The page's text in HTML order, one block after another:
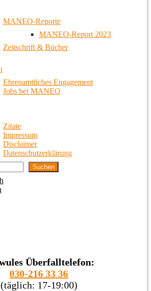
MANEO-Reporte
MANEO-Report 2023
Zeitschrift & Bücher
Ehrenamtliches Engagement
Jobs bei MANEO
Zitate
Impressum
Disclaimer
Datenschutzerklärung
Suchen
Überfalltelefon:
030-216 33 36
(täglich: 17-19:00)